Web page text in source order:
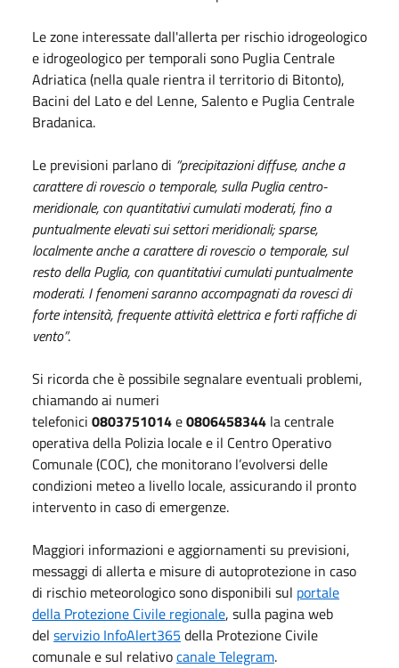
Le zone interessate dall'allerta per rischio idrogeologico
e idrogeologico per temporali sono Puglia Centrale
Adriatica (nella quale rientra il territorio di Bitonto),
Bacini del Lato e del Lenne, Salento e Puglia Centrale
Bradanica.
Le previsioni parlano di “precipitazioni diffuse, anche a
carattere di rovescio o temporale, sulla Puglia centro-
meridionale, con quantitativi cumulati moderati, fino a
puntualmente elevati sui settori meridionali; sparse,
localmente anche a carattere di rovescio o temporale, sul
resto della Puglia, con quantitativi cumulati puntualmente
moderati. I fenomeni saranno accompagnati da rovesci di
forte intensità, frequente attività elettrica e forti raffiche di
vento”.
Si ricorda che è possibile segnalare eventuali problemi,
chiamando ai numeri
telefonici 0803751014e0806458344 la centrale
operativa della Polizia locale e il Centro Operativo
Comunale (COC), che monitorano l’evolversi delle
condizioni meteo a livello locale, assicurando il pronto
intervento in caso di emergenze.
Maggiori informazioni e aggiornamenti su previsioni,
messaggi di allerta e misure di autoprotezione in caso
di rischio meteorologico sono disponibili sul portale
della Protezione Civile regionale, sulla pagina web
del servizio InfoAlert365 della Protezione Civile
comunale e sul relativocanale Telegram.